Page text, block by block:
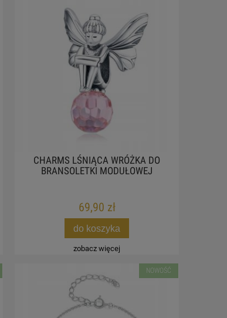
CHARMS LŚNIĄCA WRÓŻKA DO
BRANSOLETKI MODUŁOWEJ
69,90 zł
do koszyka
zobacz więcej
NOWOŚĆ